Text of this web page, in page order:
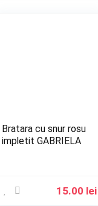
Bratara cu snur rosu
impletit GABRIELA
15.00 lei